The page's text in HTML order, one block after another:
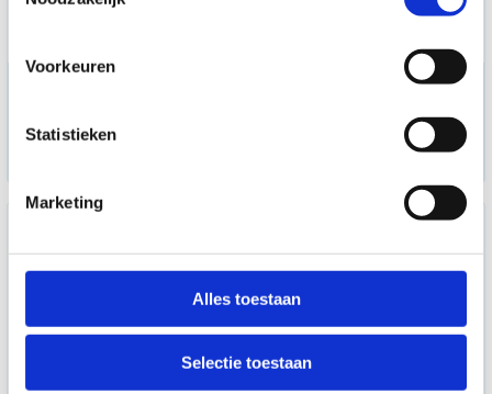
Voorkeuren
Statistieken
Marketing
Alles toestaan
Selectie toestaan
Klinion Nitrile Sensitive
handschoenen - paars -